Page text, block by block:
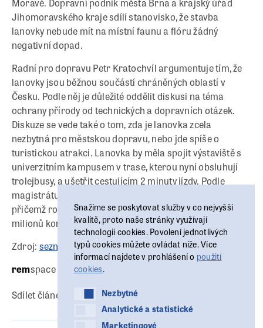
Jihomoravského kraje sdílí stanovisko, že stavba
lanovky nebude mít na místní faunu a flóru žádný
negativní dopad.
Radní pro dopravu Petr Kratochvíl argumentuje tím, že
lanovky jsou běžnou součástí chráněných oblastí v
Česku. Podle něj je důležité oddělit diskusi na téma
ochrany přírody od technických a dopravních otázek.
Diskuze se vede také o tom, zda je lanovka zcela
nezbytná pro městskou dopravu, nebo jde spíše o
turistickou atrakci. Lanovka by měla spojit výstaviště s
univerzitním kampusem v trase, kterou nyní obsluhují
trolejbusy, a ušetřit cestujícím 2 minuty jízdy. Podle
magistrátu by mohla denně přepravit až 16 tisíc lidí,
přičemž roční provozní náklady by činily přibližně 24
milionů korun.
Zdroj: seznamzpravy.cz
remspace
Sdílet článek:
Snažíme se poskytovat služby v co nejvyšší
kvalitě, proto naše stránky využívají
technologii cookies. Povolení jednotlivých
typů cookies můžete ovládat níže. Více
informací najdete v prohlášení o použití
cookies.
NezbytnéNezbytné
Analytické a statistické
Analytické a statistické
Marketingové
Marketingové